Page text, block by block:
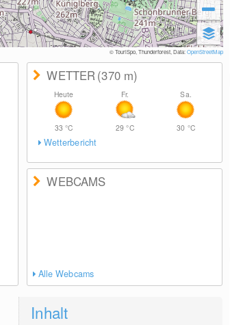
© TouriSpo, Thunderforest, Data:OpenStreetMap
WETTER(370 m)
Heute
33°C
Fr.
29°C
Sa.
30 °C
Wetterbericht
WEBCAMS
Alle Webcams
Inhalt